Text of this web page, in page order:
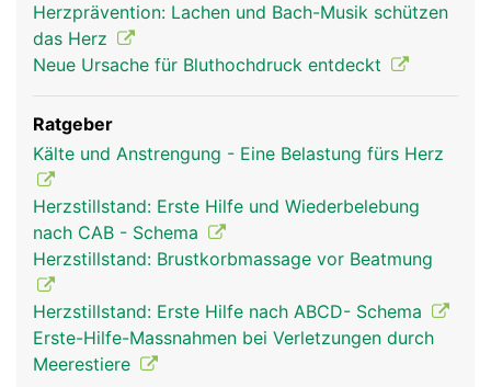
Herzprävention: Lachen und Bach-Musik schützen
das Herz
Neue Ursache für Bluthochdruck entdeckt
Ratgeber
Kälte und Anstrengung - Eine Belastung fürs Herz
Herzstillstand: Erste Hilfe und Wiederbelebung
nach CAB - Schema
Herzstillstand: Brustkorbmassage vor Beatmung
Herzstillstand: Erste Hilfe nach ABCD- Schema
Erste-Hilfe-Massnahmen bei Verletzungen durch
Meerestiere